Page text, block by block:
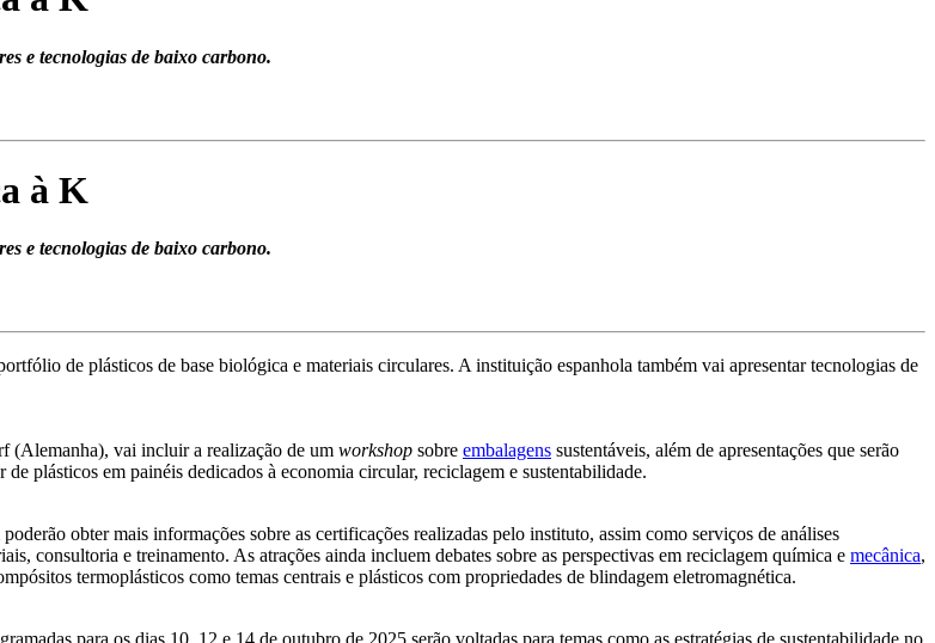
e tecnologias de baixo carbono.
à K
e tecnologias de baixo carbono.
de plásticos de base biológica e materiais circulares. A instituição espanhola também vai apresentar tecnologias de
(Alemanha), vai incluir a realização de um workshop sobre embalagens sustentáveis, além de apresentações que serão
plásticos em painéis dedicados à economia circular, reciclagem e sustentabilidade.
obter mais informações sobre as certificações realizadas pelo instituto, assim como serviços de análises
consultoria e treinamento. As atrações ainda incluem debates sobre as perspectivas em reciclagem química e mecânica,
termoplásticos como temas centrais e plásticos com propriedades de blindagem eletromagnética.